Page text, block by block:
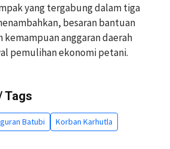
yang tergabung dalam tiga
besaran bantuan
kemampuan anggaran daerah
pemulihan ekonomi petani.
Tags
Batubi
Korban Karhutla